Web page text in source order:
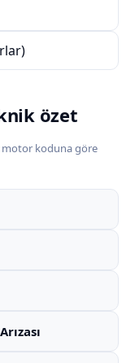
özet
motor koduna göre